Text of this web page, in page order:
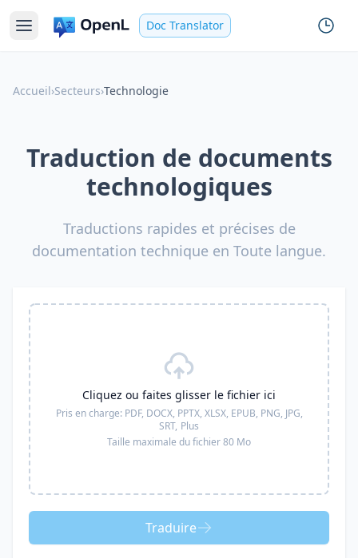
Doc Translator
Accueil›Secteurs›Technologie
Traduction de documents
technologiques
Traductions rapides et précises de
documentation technique en Toute langue.
Cliquez ou faites glisser le fichier ici
Pris en charge: PDF, DOCX, PPTX, XLSX, EPUB, PNG, JPG,
SRT, Plus
Taille maximale du fichier 80 Mo
Traduire